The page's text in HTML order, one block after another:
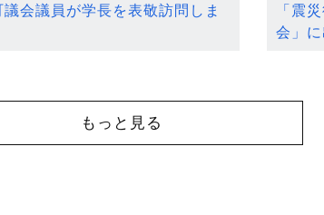
議会議員が学長を表敬訪問しま
「震
会」
もっと見る